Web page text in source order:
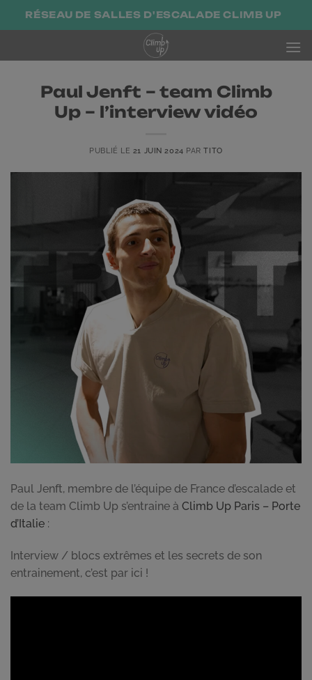
PasserRÉSEAU DE SALLES D'ESCALADE CLIMB UP
Paul Jenft – team Climb
Up – l’interview vidéo
PUBLIÉ LE 21 JUIN 2024 PARTITO
Paul Jenft, membre de l’équipe de France d’escalade et
de la team Climb Up s’entraine à Climb Up Paris – Porte
d’Italie :
Interview / blocs extrêmes et les secrets de son
entrainement, c’est par ici !